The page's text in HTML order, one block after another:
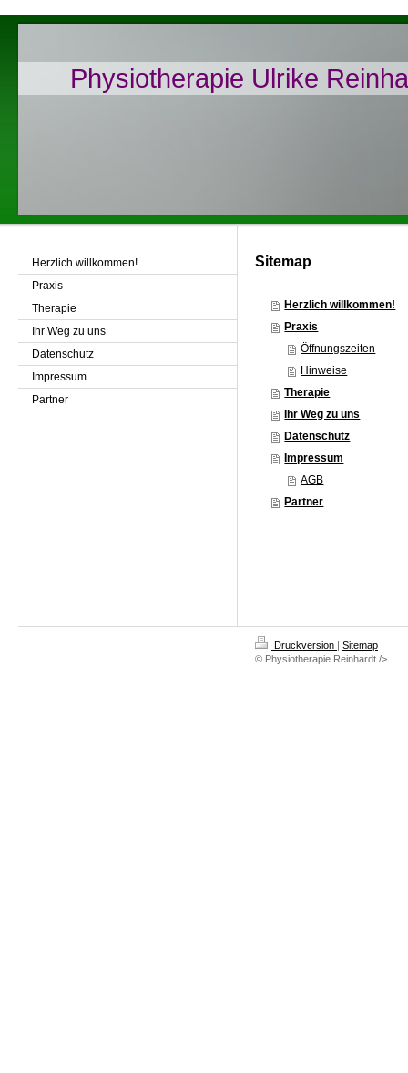
Physiotherapie Ulrike
Herzlich willkommen!
Praxis
Therapie
Ihr Weg zu uns
Datenschutz
Impressum
Partner
Sitemap
Herzlich willkommen!
Praxis
Öffnungszeiten
Hinweise
Therapie
Ihr Weg zu uns
Datenschutz
Impressum
AGB
Partner
Druckversion | Sitemap
© Physiotherapie Reinhardt />